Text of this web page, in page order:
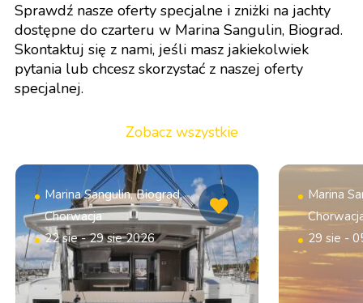
Sprawdź nasze oferty specjalne i zniżki na jachty
dostępne do czarteru w Marina Sangulin, Biograd.
Skontaktuj się z nami, jeśli masz jakiekolwiek
pytania lub chcesz skorzystać z naszej oferty
specjalnej.
Zobacz wszystkie
Marina Sangulin, Biograd,
Chorwacja
22 sie - 29 sie 2026
Marina
29 sie -